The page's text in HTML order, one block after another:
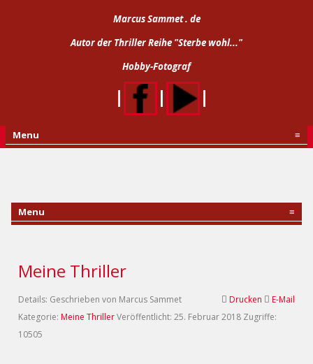
Marcus Sammet . de
Autor der Thriller Reihe "Sterbe wohl..."
Hobby-Fotograf
| | |
Menu ≡
Menu ≡
Meine Thriller
Drucken E-Mail
Details: Geschrieben von Marcus Sammet
Kategorie: Meine ThrillerVeröffentlicht: 25. Februar 2018 Zugriffe:
10505